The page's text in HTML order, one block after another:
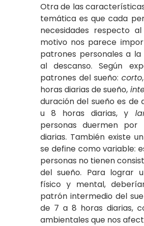
Otra de las
temática es que cada
necesidades respecto
motivo nos parece
patrones personales a
al descanso. Según
patrones del sueño: corto
horas diarias de sueño,
duración del sueño es de
u 8 horas diarias, y
personas duermen
diarias. También existe
se define como variable:
personas no tienen
del sueño. Para lograr
físico y mental,
patrón intermedio del
de 7 a 8 horas diarias,
ambientales que nos